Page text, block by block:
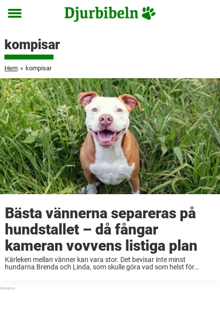
Toggle
kompisar
Hem » kompisar
Bästa vännerna separeras på
hundstallet – då fångar
kameran vovvens listiga plan
Kärleken mellan vänner kan vara stor. Det bevisar inte minst
hundarna Brenda och Linda, som skulle göra vad som helst för